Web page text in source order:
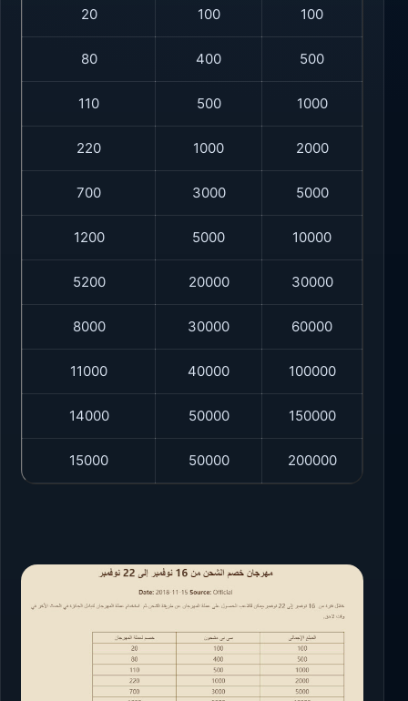
100
100
20
500
400
80
1000
500
110
2000
1000
220
5000
3000
700
10000
5000
1200
30000
20000
5200
60000
30000
8000
100000
40000
11000
150000
50000
14000
200000
50000
15000